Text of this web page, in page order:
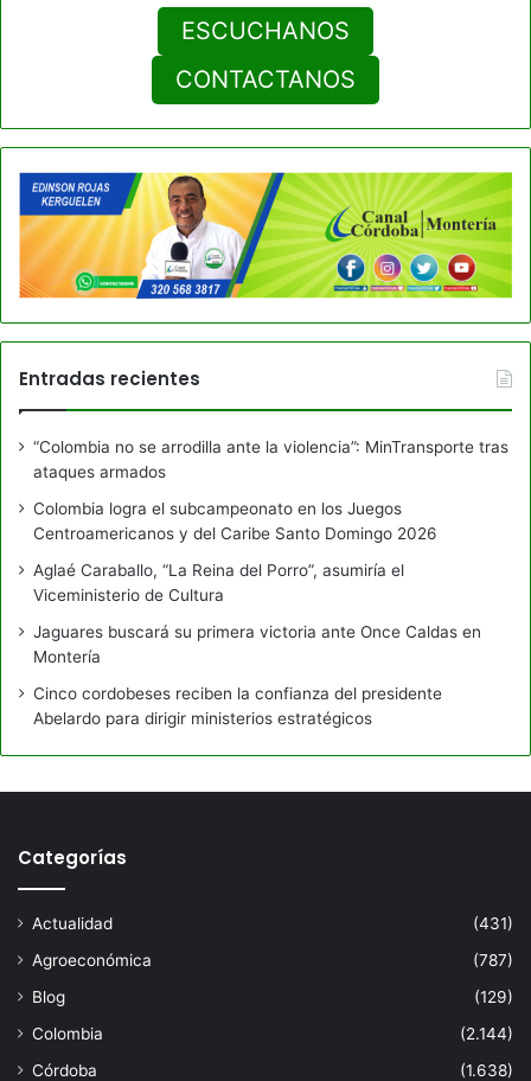
ESCUCHANOS
CONTACTANOS
Entradas recientes
“Colombia no se arrodilla ante la violencia”: MinTransporte tras
ataques armados
Colombia logra el subcampeonato en los Juegos
Centroamericanos y del Caribe Santo Domingo 2026
Aglaé Caraballo, “La Reina del Porro”, asumiría el
Viceministerio de Cultura
Jaguares buscará su primera victoria ante Once Caldas en
Montería
Cinco cordobeses reciben la confianza del presidente
Abelardo para dirigir ministerios estratégicos
Categorías
Actualidad
(431)
Agroeconómica
(787)
Blog
(129)
Colombia
(2.144)
Córdoba
(1.638)